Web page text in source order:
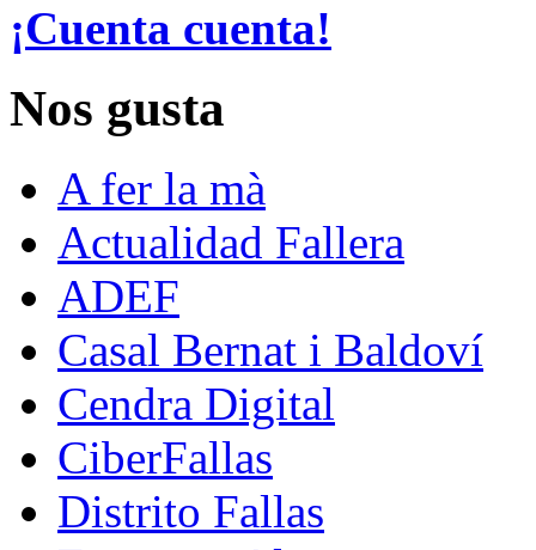
¡Cuenta cuenta!
Nos gusta
A fer la mà
Actualidad Fallera
ADEF
Casal Bernat i Baldoví
Cendra Digital
CiberFallas
Distrito Fallas